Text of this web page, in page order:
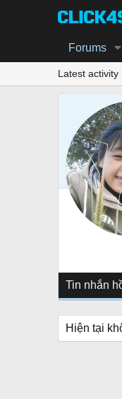
Forums
Latest activity
Tin nhắn
Hiện tại